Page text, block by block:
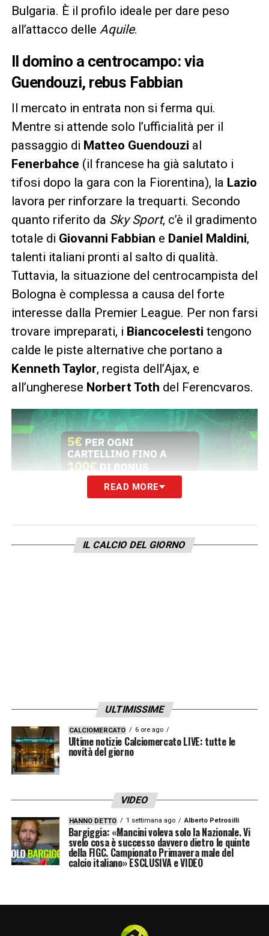
Bulgaria. È il profilo ideale per dare peso
all’attacco delle Aquile.
Il domino a centrocampo: via
Guendouzi, rebus Fabbian
Il mercato in entrata non si ferma qui.
Mentre si attende solo l’ufficialità per il
passaggio di Matteo Guendouzi al
Fenerbahce (il francese ha già salutato i
tifosi dopo la gara con la Fiorentina), la Lazio
lavora per rinforzare la trequarti. Secondo
quanto riferito da Sky Sport, c’è il gradimento
totale di Giovanni Fabbian e Daniel Maldini,
talenti italiani pronti al salto di qualità.
Tuttavia, la situazione del centrocampista del
Bologna è complessa a causa del forte
interesse dalla Premier League. Per non farsi
trovare impreparati, i Biancocelesti tengono
calde le piste alternative che portano a
Kenneth Taylor, regista dell’Ajax, e
all’ungherese Norbert Toth del Ferencvaros.
100€ per ogni cartellino in Serie A
Per ogni cartellino ottieni 5€ fino a 100€ di
READ MORE
IL CALCIO DEL GIORNO
ULTIMISSIME
CALCIOMERCATO 6 ore ago
Ultime notizie Calciomercato LIVE: tutte le
novità del giorno
VIDEO
HANNO DETTO 1 settimana ago Alberto Petrosilli
Bargiggia: «Mancini voleva solo la Nazionale. Vi
svelo cosa è successo davvero dietro le quinte
della FIGC. Campionato Primavera male del
calcio italiano» ESCLUSIVA e VIDEO